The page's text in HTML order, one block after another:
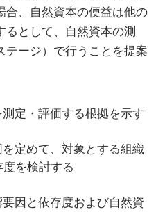
合、自然資本の便益は他の
るとして、自然資本の測
テージ）で行うことを提案
測定・評価する根拠を示す
を定めて、対象とする組織
を検討する
要因と依存度および自然資